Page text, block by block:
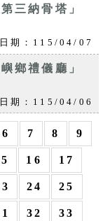
三納骨塔」
期：115/04/07
鄉禮儀廳」
期：115/04/06
6 7 8 9
16 17
24 25
32 33